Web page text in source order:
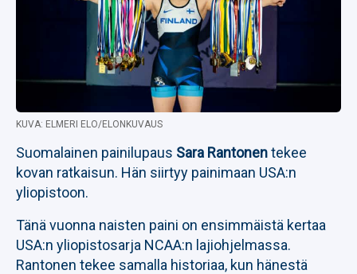
KUVA: ELMERI ELO/ELONKUVAUS
Suomalainen painilupaus Sara Rantonentekee
kovan ratkaisun. Hän siirtyy painimaan USA:n
yliopistoon.
Tänä vuonna naisten paini on ensimmäistä kertaa
USA:n yliopistosarja NCAA:n lajiohjelmassa.
Rantonen tekee samalla historiaa, kun hänestä